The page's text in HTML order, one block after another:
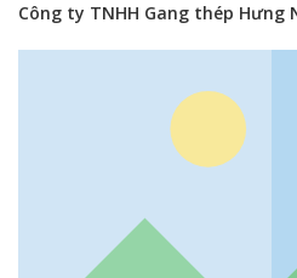
Công ty TNHH Gang thép Hưng